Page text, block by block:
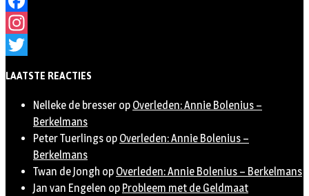
Facebook
Instagram
LAATSTE REACTIES
Nelleke de bresser op Overleden: Annie Bolenius –
Berkelmans
Peter Tuerlings op Overleden: Annie Bolenius –
Berkelmans
Twan de Jongh op Overleden: Annie Bolenius – Berkelmans
Jan van Engelen op Probleem met de Geldmaat